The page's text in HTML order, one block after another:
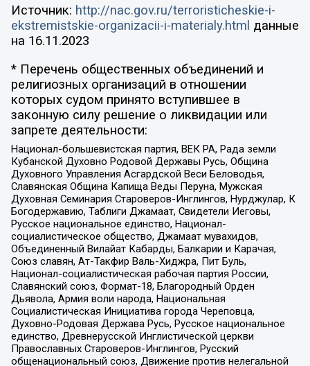
Источник: http://nac.gov.ru/terroristicheskie-i-
ekstremistskie-organizacii-i-materialy.html данные
на 16.11.2023
* Перечень общественных объединений и
религиозных организаций в отношении
которых судом принято вступившее в
законную силу решение о ликвидации или
запрете деятельности:
Национал-большевистская партия, ВЕК РА, Рада земли
Кубанской Духовно Родовой Державы Русь, Община
Духовного Управления Асгардской Веси Беловодья,
Славянская Община Капища Веды Перуна, Мужская
Духовная Семинария Староверов-Инглингов, Нурджулар, К
Богодержавию, Таблиги Джамаат, Свидетели Иеговы,
Русское национальное единство, Национал-
социалистическое общество, Джамаат мувахидов,
Объединенный Вилайат Кабарды, Балкарии и Карачая,
Союз славян, Ат-Такфир Валь-Хиджра, Пит Буль,
Национал-социалистическая рабочая партия России,
Славянский союз, Формат-18, Благородный Орден
Дьявола, Армия воли народа, Национальная
Социалистическая Инициатива города Череповца,
Духовно-Родовая Держава Русь, Русское национальное
единство, Древнерусской Инглистической церкви
Православных Староверов-Инглингов, Русский
общенациональный союз, Движение против нелегальной